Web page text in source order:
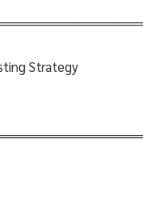
Strategy